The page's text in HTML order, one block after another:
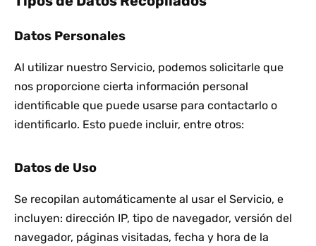
Datos Personales
Al utilizar nuestro Servicio, podemos solicitarle que
nos proporcione cierta información personal
identificable que puede usarse para contactarlo o
identificarlo. Esto puede incluir, entre otros:
Datos de Uso
Se recopilan automáticamente al usar el Servicio, e
incluyen: dirección IP, tipo de navegador, versión del
navegador, páginas visitadas, fecha y hora de la